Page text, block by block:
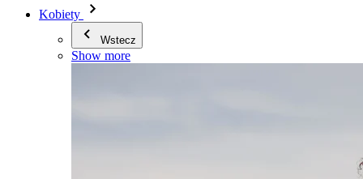
Kobiety
Wstecz
Show more